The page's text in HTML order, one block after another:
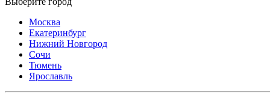
Москва
Екатеринбург
Нижний Новгород
Сочи
Тюмень
Ярославль